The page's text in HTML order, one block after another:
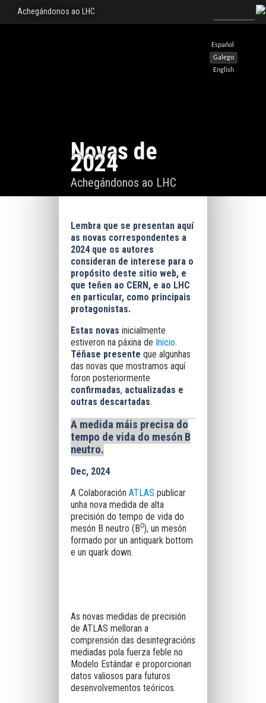
Español
Galego
English
Achegándonos ao LHC
Novas de
2024
Achegándonos ao LHC
Lembra que se presentan aquí
as novas correspondentes a
2024 que os autores
consideran de interese para o
propósito deste sitio web, e
que teñen ao CERN, e ao LHC
en particular, como principais
protagonistas.
Estas novas inicialmente
estiveron na páxina de Inicio.
Téñase presente que algunhas
das novas que mostramos aquí
foron posteriormente
confirmadas, actualizadas e
outras descartadas.
A medida máis precisa do
tempo de vida do mesón B
neutro.
Dec, 2024
A Colaboración ATLAS publicar
unha nova medida de alta
precisión do tempo de vida do
mesón B neutro (B0), un mesón
formado por un antiquark bottom
e un quark down.
As novas medidas de precisión
de ATLAS melloran a
comprensión das desintegracións
mediadas pola fuerza feble no
Modelo Estándar e proporcionan
datos valiosos para futuros
desenvolvementos teóricos.